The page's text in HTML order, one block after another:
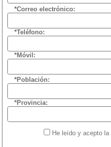
*Correo electrónico:
*Teléfono:
*Móvil:
*Población:
*Provincia:
He leído y acepto la